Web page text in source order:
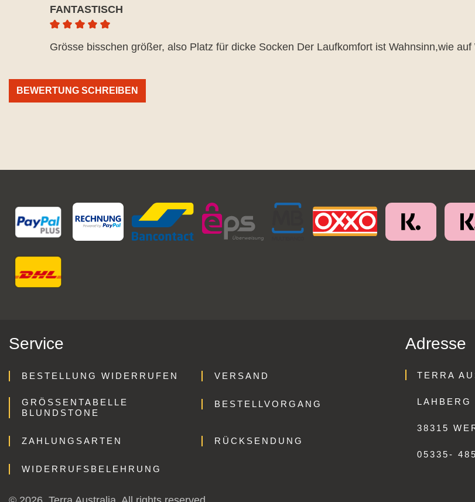
FANTASTISCH
Durchschnittliche Bewertung von 5 von 5 Sternen
Grösse bisschen größer, also Platz für dicke Socken Der Laufkomfort ist Wahnsinn,wie auf
BEWERTUNG SCHREIBEN
Service
BESTELLUNG WIDERRUFEN VERSAND
GRÖSSENTABELLE B
LUNDSTONE
BESTELLVORGANG
ZAHLUNGSARTEN RÜCKSENDUNG
WIDERRUFSBELEHRUNG
Adresse
TERRA
LAHBERG
38315
05335-